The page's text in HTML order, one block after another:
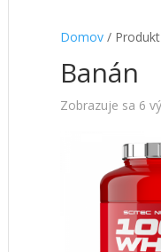
Domov/ Produkt
Banán
Zobrazuje sa 6